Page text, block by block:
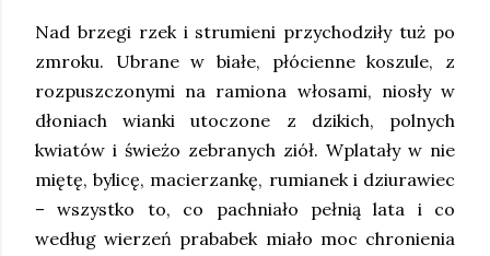
Nad brzegi rzek i strumieni przychodziły tuż po
zmroku. Ubrane w białe, płócienne koszule, z
rozpuszczonymi na ramiona włosami, niosły w
dłoniach wianki utoczone z dzikich, polnych
kwiatów i świeżo zebranych ziół. Wplatały w nie
miętę, bylicę, macierzankę, rumianek i dziurawiec
– wszystko to, co pachniało pełnią lata i co
według wierzeń prababek miało moc chronienia